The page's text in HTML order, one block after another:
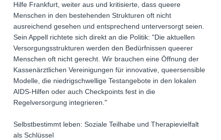
Hilfe Frankfurt, weiter aus und kritisierte, dass queere
Menschen in den bestehenden Strukturen oft nicht
ausreichend gesehen und entsprechend unterversorgt seien.
Sein Appell richtete sich direkt an die Politik: "Die aktuellen
Versorgungsstrukturen werden den Bedürfnissen queerer
Menschen oft nicht gerecht. Wir brauchen eine Öffnung der
Kassenärztlichen Vereinigungen für innovative, queersensible
Modelle, die niedrigschwellige Testangebote in den lokalen
AIDS-Hilfen oder auch Checkpoints fest in die
Regelversorgung integrieren."
Selbstbestimmt leben: Soziale Teilhabe und Therapievielfalt
als Schlüssel